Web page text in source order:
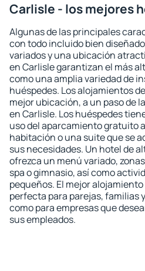
Carlisle - los mejores
Algunas de las principales
con todo incluido bien
variados y una ubicación
en Carlisle garantizan el más
como una amplia variedad de
huéspedes. Los alojamientos
mejor ubicación, a un paso de
en Carlisle. Los huéspedes
uso del aparcamiento gratuito
habitación o una suite que se
sus necesidades. Un hotel de
ofrezca un menú variado,
spa o gimnasio, así como
pequeños. El mejor
perfecta para parejas, familias
como para empresas que
sus empleados.